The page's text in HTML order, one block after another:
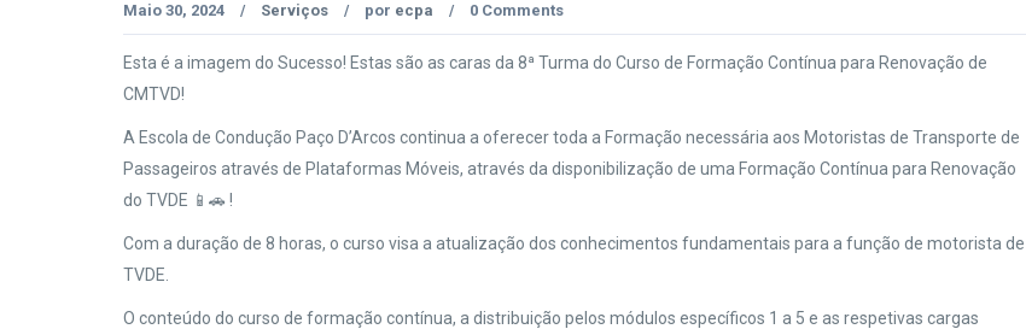
Maio 30, 2024 / Serviços / por ecpa / 0 Comments
Esta é a imagem do Sucesso! Estas são as caras da 8ª Turma do Curso de Formação Contínua para Renovação de
CMTVD!
A Escola de Condução Paço D’Arcos continua a oferecer toda a Formação necessária aos Motoristas de Transporte de
Passageiros através de Plataformas Móveis, através da disponibilização de uma Formação Contínua para Renovação
do TVDE 📱🚗 !
Com a duração de 8 horas, o curso visa a atualização dos conhecimentos fundamentais para a função de motorista de
TVDE.
O conteúdo do curso de formação contínua, a distribuição pelos módulos específicos 1 a 5 e as respetivas cargas